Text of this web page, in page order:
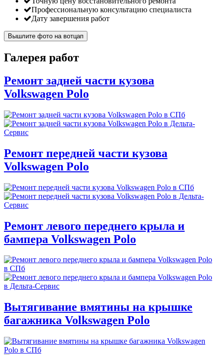
Профессиональную консультацию специалиста
Дату завершения работ
Вышлите фото на вотцап
Галерея работ
Ремонт задней части кузова
Volkswagen Polo
Ремонт передней части кузова
Volkswagen Polo
Ремонт левого переднего крыла и
бампера Volkswagen Polo
Вытягивание вмятины на крышке
багажника Volkswagen Polo